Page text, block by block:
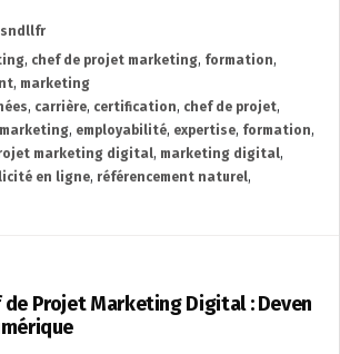
sndllfr
, chef de projet marketing, formation,
, marketing
, carrière, certification, chef de projet,
, employabilité, expertise, formation,
marketing digital, marketing digital,
en ligne, référencement naturel,
de Projet Marketing Digital : Deven